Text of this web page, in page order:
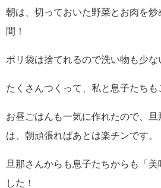
朝は、切っておいた野菜とお肉を炒
間！
ポリ袋は捨てれるので洗い物も少な
たくさんつくって、私と息子たちも
お昼ごはんも一気に作れたので、
は、朝頑張ればあとは楽チンです。
旦那さんからも息子たちからも「美
した！